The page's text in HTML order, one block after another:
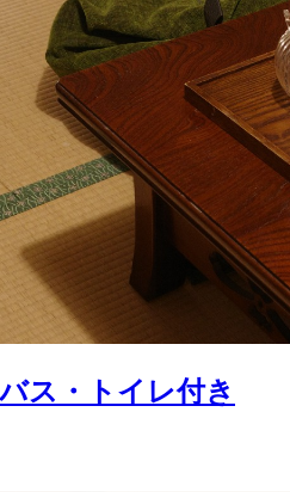
ス・トイレ付き